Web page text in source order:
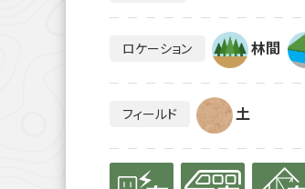
ロケーション 林間
フィールド 土
有り 有り 有り